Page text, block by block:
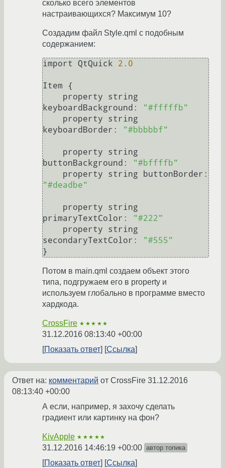
сколько всего элементов
настраивающихся? Максимум 10?
Создадим файл Style.qml с подобным
содержанием:
import QtQuick 2.0
Item {
keyboardBackground:
"#fffffb"
keyboardBorder:
"#bbbbbf"
buttonBackground:
"#bffffb"
    property string buttonBorder:
"#deadbe"
primaryTextColor:
"#222"
secondaryTextColor:
"#555"
Потом в main.qml создаем объект этого
типа, подгружаем его в property и
используем глобально в программе вместо
хардкода.
CrossFire ★★★★★
31.12.2016 08:13:40 +00:00
Показать ответ
Ссылка
Ответ на: комментарий от CrossFire 31.12.2016
08:13:40 +00:00
А если, например, я захочу сделать
градиент или картинку на фон?
KivApple ★★★★★
31.12.2016 14:46:19 +00:00 автор топика
Показать ответ Ссылка